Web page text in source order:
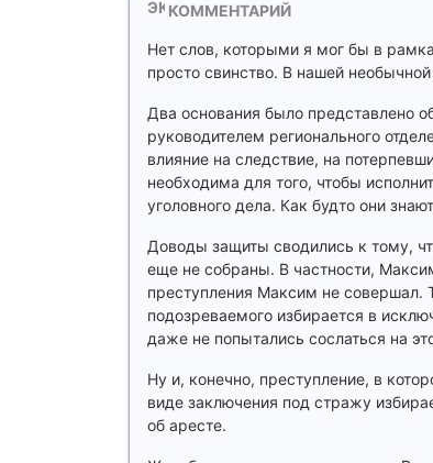
КОММЕНТАРИЙ
Нет слов, которыми я мог бы в
просто свинство. В нашей
Два основания было представлено
руководителем регионального
влияние на следствие, на
необходима для того, чтобы
уголовного дела. Как будто они
Доводы защиты сводились к тому,
еще не собраны. В частности,
преступления Максим не совершал.
подозреваемого избирается в
даже не попытались сослаться на
Ну и, конечно, преступление, в
виде заключения под стражу
об аресте.